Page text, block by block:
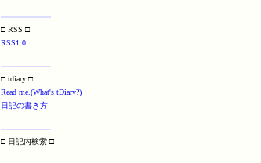
□ RSS □
RSS1.0
□ tdiary □
Read me.(What's tDiary?)
日記の書き方
□ 日記内検索 □